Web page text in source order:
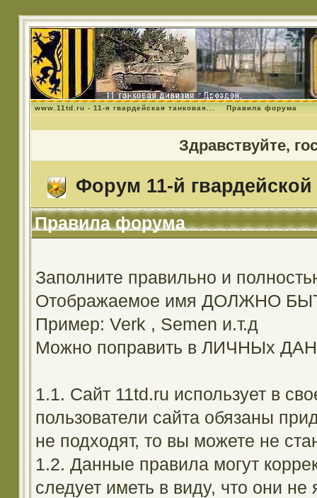
www.11td.ru - 11-я гвардейская танковая... Правила форума
Здравствуйте,
Форум 11-й гвардейской
Правила форума
Заполните правильно и
Отображаемое имя ДОЛЖНО
Пример: Verk , Semen и.т.д
Можно поправить в ЛИЧНЫх
1.1. Сайт 11td.ru использует в
пользователи сайта обязаны
не подходят, то вы можете не
1.2. Данные правила могут
следует иметь в виду, что они